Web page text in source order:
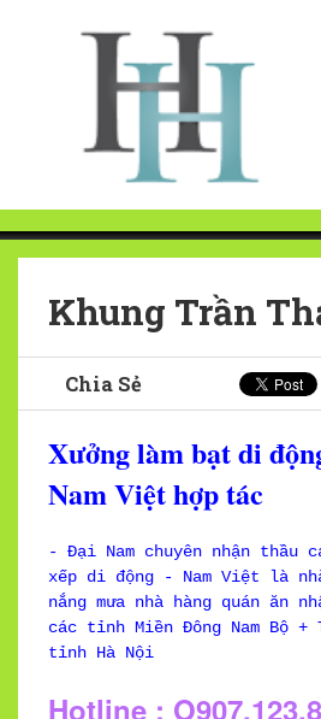
Khung Trần
Chia Sẻ
Xưởng làm bạt di
Nam Việt hợp tác
- Đại Nam chuyên nhận thầu
xếp di động - Nam Việt là
nắng mưa nhà hàng quán ăn
các tỉnh Miền Đông Nam Bộ +
tỉnh Hà Nội
Hotline :